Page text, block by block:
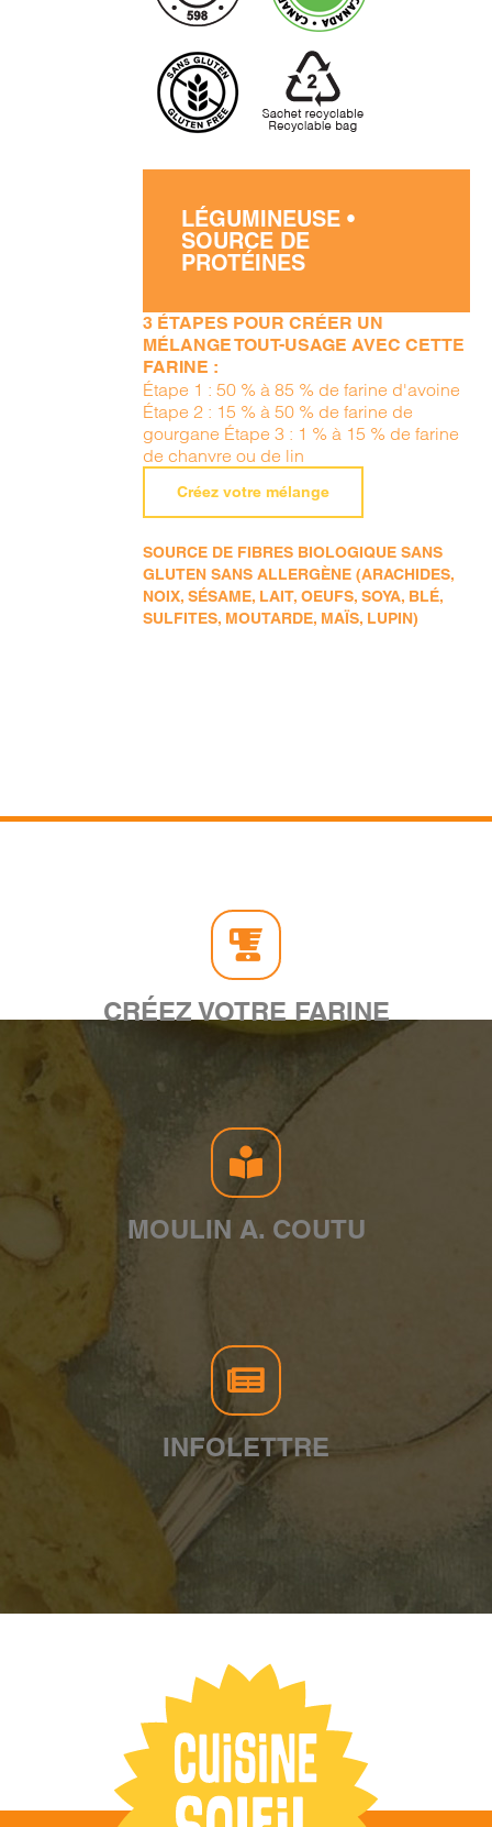
LÉGUMINEUSE •
SOURCE DE
PROTÉINES
3 ÉTAPES POUR CRÉER UN
MÉLANGE TOUT-USAGE AVEC CETTE
FARINE :
Étape 1 : 50 % à 85 % de farine d'avoine
Étape 2 : 15 % à 50 % de farine de
gourgane Étape 3 : 1 % à 15 % de farine
de chanvre ou de lin
Créez votre mélange
SOURCE DE FIBRES BIOLOGIQUE SANS
GLUTEN SANS ALLERGÈNE (ARACHIDES,
NOIX, SÉSAME, LAIT, OEUFS, SOYA, BLÉ,
SULFITES, MOUTARDE, MAÏS, LUPIN)
CRÉEZ VOTRE FARINE
MOULIN A. COUTU
INFOLETTRE